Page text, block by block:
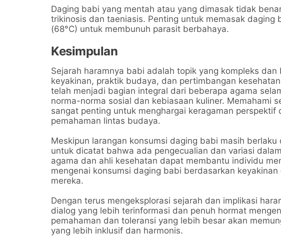
Daging babi yang mentah atau yang dimasak tidak
trikinosis dan taeniasis. Penting untuk memasak daging
(68°C) untuk membunuh parasit berbahaya.
Kesimpulan
Sejarah haramnya babi adalah topik yang kompleks
keyakinan, praktik budaya, dan pertimbangan
telah menjadi bagian integral dari beberapa agama
norma-norma sosial dan kebiasaan kuliner. Memahami
sangat penting untuk menghargai keragaman
pemahaman lintas budaya.
Meskipun larangan konsumsi daging babi masih
untuk dicatat bahwa ada pengecualian dan variasi
agama dan ahli kesehatan dapat membantu individu
mengenai konsumsi daging babi berdasarkan
mereka.
Dengan terus mengeksplorasi sejarah dan implikasi
dialog yang lebih terinformasi dan penuh hormat
pemahaman dan toleransi yang lebih besar akan
yang lebih inklusif dan harmonis.